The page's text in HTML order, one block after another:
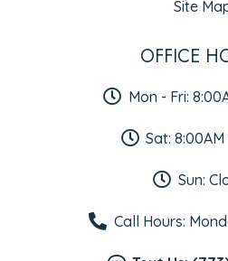
Site
OFFICE
Mon - Fri:
Sat:
Sun:
Call Hours: